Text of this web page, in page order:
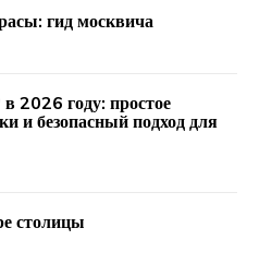
гид москвича
2026 году: простое
и безопасный подход для
столицы